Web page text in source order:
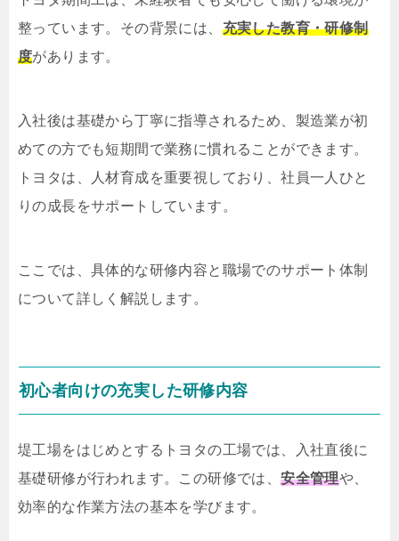
整っています。その背景には、 充実した教育・研修制
度があります。
入社後は基礎から丁寧に指導されるため、製造業が初
めての方でも短期間で業務に慣れることができます。
トヨタは、人材育成を重要視しており、社員一人ひと
りの成長をサポートしています。
ここでは、具体的な研修内容と職場でのサポート体制
について詳しく解説します。
初心者向けの充実した研修内容
堤工場をはじめとするトヨタの工場では、入社直後に
基礎研修が行われます。この研修では、安全管理や、
効率的な作業方法の基本を学びます。